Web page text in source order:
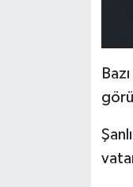
Düzce
Elazığ
Erzincan